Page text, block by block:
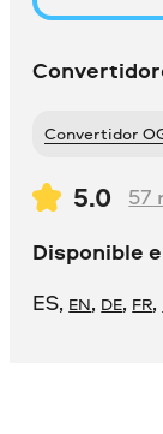
Convertidor
5.0 57
Disponible
ES, EN, DE, FR,